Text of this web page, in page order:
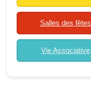
Salles des fêtes
Vie Associative